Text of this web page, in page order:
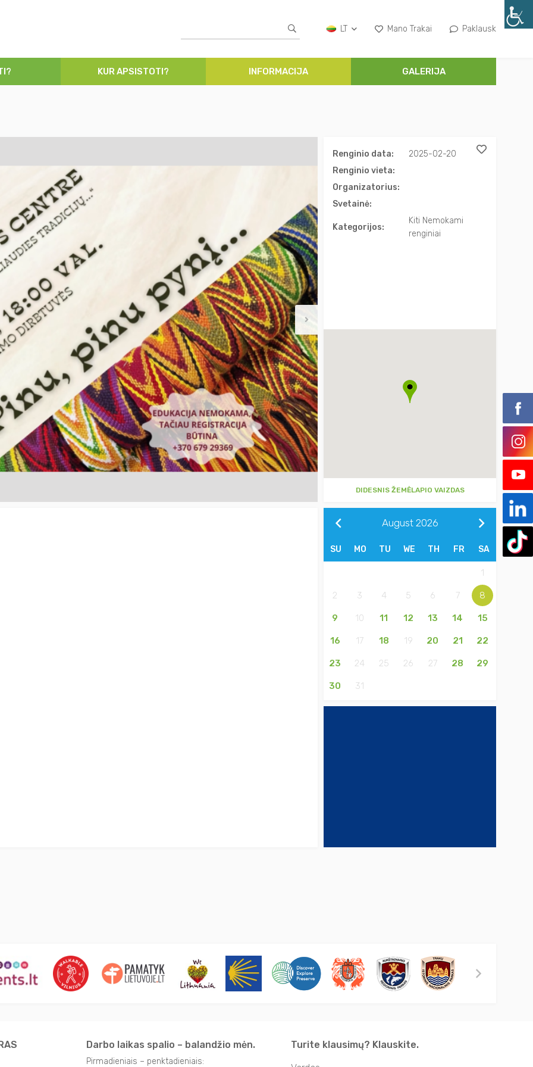
LT Mano Trakai Paklausk
KUR APSISTOTI? INFORMACIJA GALERIJA
Renginio data:
2025-02-20
Renginio vieta:
Organizatorius:
Svetainė:
Kategorijos:
Kiti Nemokami
renginiai
DIDESNIS ŽEMĖLAPIO VAIZDAS
August 2026
SU MO TU WE TH FR SA
1
2 3 4 5 6 7 8
9 10 11 12 13 14 15
16 17 18 19 20 21 22
23 24 25 26 27 28 29
30 31
Darbo laikas spalio – balandžio mėn.
Pirmadieniais – penktadieniais:
Turite klausimų? Klauskite.